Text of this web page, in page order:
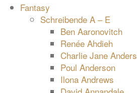
Fantasy
Schreibende A – E
Ben Aaronovitch
Renée Ahdieh
Charlie Jane Anders
Poul Anderson
Ilona Andrews